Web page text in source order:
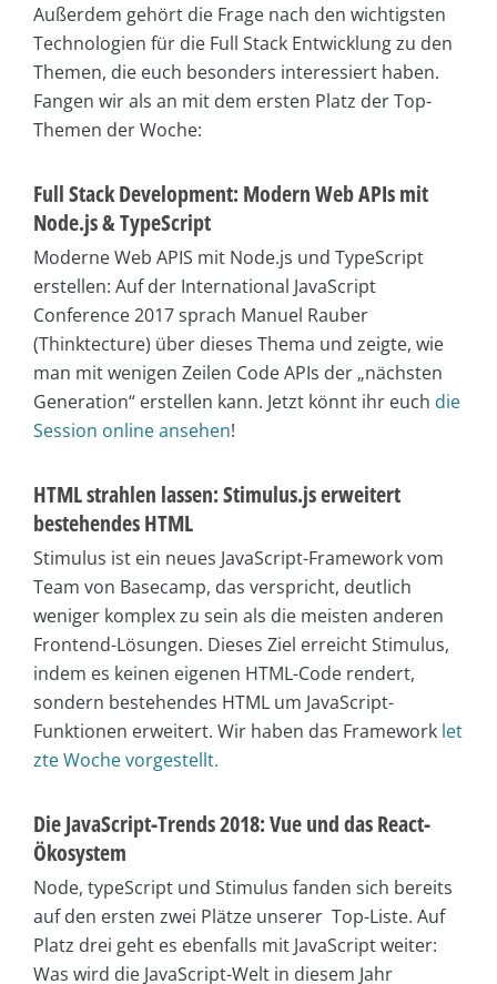
Außerdem gehört die Frage nach den wichtigsten
Technologien für die Full Stack Entwicklung zu den
Themen, die euch besonders interessiert haben.
Fangen wir als an mit dem ersten Platz der Top-
Themen der Woche:
Full Stack Development: Modern Web APIs mit
Node.js & TypeScript
Moderne Web APIS mit Node.js und TypeScript
erstellen: Auf der International JavaScript
Conference 2017 sprach Manuel Rauber
(Thinktecture) über dieses Thema und zeigte, wie
man mit wenigen Zeilen Code APIs der „nächsten
Generation“ erstellen kann. Jetzt könnt ihr euch die
Session online ansehen!
HTML strahlen lassen: Stimulus.js erweitert
bestehendes HTML
Stimulus ist ein neues JavaScript-Framework vom
Team von Basecamp, das verspricht, deutlich
weniger komplex zu sein als die meisten anderen
Frontend-Lösungen. Dieses Ziel erreicht Stimulus,
indem es keinen eigenen HTML-Code rendert,
sondern bestehendes HTML um JavaScript-
Funktionen erweitert. Wir haben das Framework let
zte Woche vorgestellt.
Die JavaScript-Trends 2018: Vue und das React-
Ökosystem
Node, typeScript und Stimulus fanden sich bereits
auf den ersten zwei Plätze unserer Top-Liste. Auf
Platz drei geht es ebenfalls mit JavaScript weiter:
Was wird die JavaScript-Welt in diesem Jahr